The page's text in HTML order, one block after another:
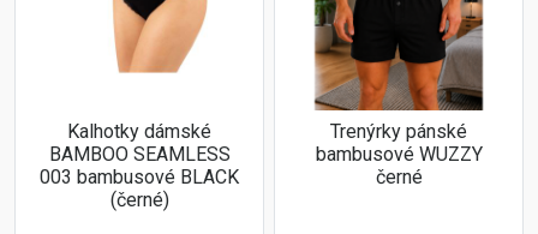
Kalhotky dámské
BAMBOO SEAMLESS
003 bambusové BLACK
(černé)
Trenýrky pánské
bambusové WUZZY
černé